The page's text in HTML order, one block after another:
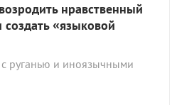
нравственный
«языковой
с руганью и иноязычными